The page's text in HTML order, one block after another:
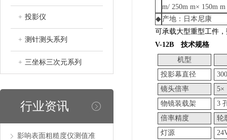
+ 投影仪
+ 测针测头系列
+ 三坐标三次元系列
行业资讯
影响表面粗糙度仪测值准
m/ 250m m× 150m m
◆ 产地：日本尼康
可承载大型重型工件
V-12B 技术规格
机型
投影幕直径
镜头倍率
5×
物镜装载架
3
倍率精度
轮
灯源